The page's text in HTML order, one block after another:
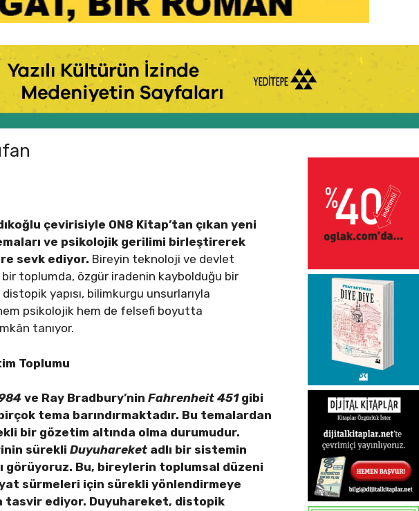
çevirisiyle ON8 Kitap’tan çıkan yeni
ve psikolojik gerilimi birleştirerek
sevk ediyor. Bireyin teknoloji ve devlet
bir toplumda, özgür iradenin kaybolduğu bir
distopik yapısı, bilimkurgu unsurlarıyla
psikolojik hem de felsefi boyutta
tanıyor.
Toplumu
ve Ray Bradbury’ninFahrenheit 451gibi
tema barındırmaktadır. Bu temalardan
bir gözetim altında olma durumudur.
sürekliDuyuhareket adlı bir sistemin
görüyoruz. Bu, bireylerin toplumsal düzeni
sürmeleri için sürekli yönlendirmeye
tasvir ediyor. Duyuhareket, distopik